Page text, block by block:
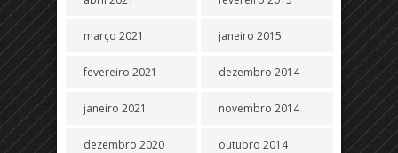
março 2021
fevereiro 2021
janeiro 2021
dezembro 2020
janeiro 2015
dezembro 2014
novembro 2014
outubro 2014